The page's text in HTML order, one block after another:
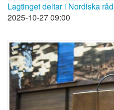
Lagtinget deltar i Nordiska
2025-10-27 09:00